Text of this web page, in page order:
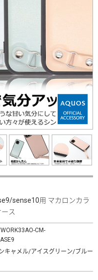
sense10用 マカロンカラ
ス
CM-
キャメル/アイスグリーン/ブルー